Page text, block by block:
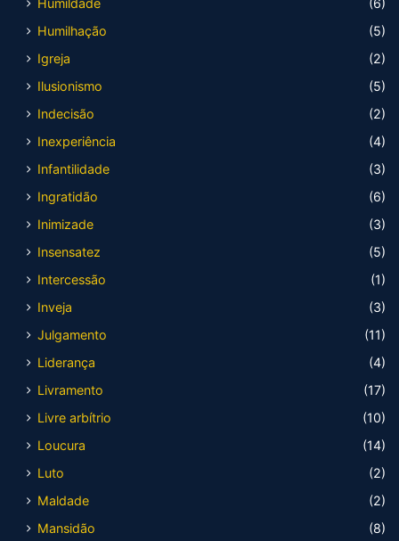
Humildade
(6)
Humilhação
(5)
Igreja
(2)
Ilusionismo
(5)
Indecisão
(2)
Inexperiência
(4)
Infantilidade
(3)
Ingratidão
(6)
Inimizade
(3)
Insensatez
(5)
Intercessão
(1)
Inveja
(3)
Julgamento
(11)
Liderança
(4)
Livramento
(17)
Livre arbítrio
(10)
Loucura
(14)
Luto
(2)
Maldade
(2)
Mansidão
(8)